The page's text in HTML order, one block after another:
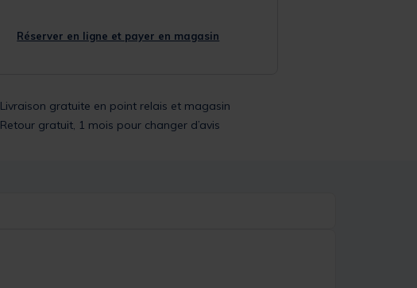
Réserver en ligne et payer en magasin
Livraison gratuite en point relais et magasin
Retour gratuit, 1 mois pour changer d’avis